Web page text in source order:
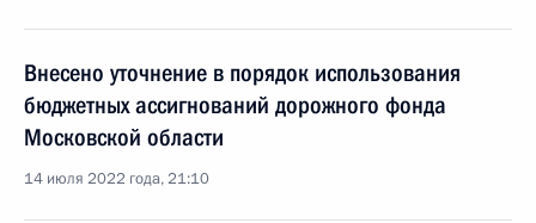
Внесено уточнение в порядок использования
бюджетных ассигнований дорожного фонда
Московской области
14 июля 2022 года, 21:10